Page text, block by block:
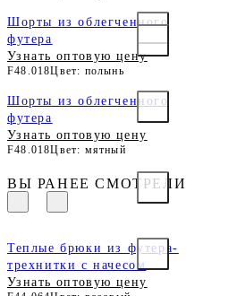
Шорты из облегченного
футера
Узнать оптовую цену
F48.018Цвет: полынь
Шорты из облегченного
футера
Узнать оптовую цену
F48.018Цвет: мятный
ВЫ РАНЕЕ СМОТРЕЛИ
Теплые брюки из футера-
трехнитки с начесом
Узнать оптовую цену